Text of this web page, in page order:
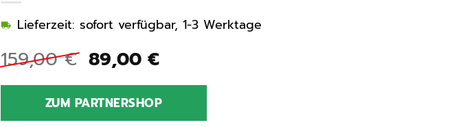
159,00€ Ursprünglicher
Preis
war:
159,00 €
89,00 €Aktueller
ist:
89,00 €.
Lieferzeit: sofort verfügbar, 1-3 Werktage
ZUM PARTNERSHOP